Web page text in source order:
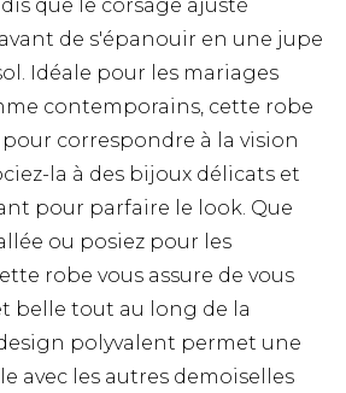
que le corsage ajusté
de s'épanouir en une jupe
Idéale pour les mariages
contemporains, cette robe
correspondre à la vision
la à des bijoux délicats et
pour parfaire le look. Que
ou posiez pour les
robe vous assure de vous
belle tout au long de la
polyvalent permet une
avec les autres demoiselles